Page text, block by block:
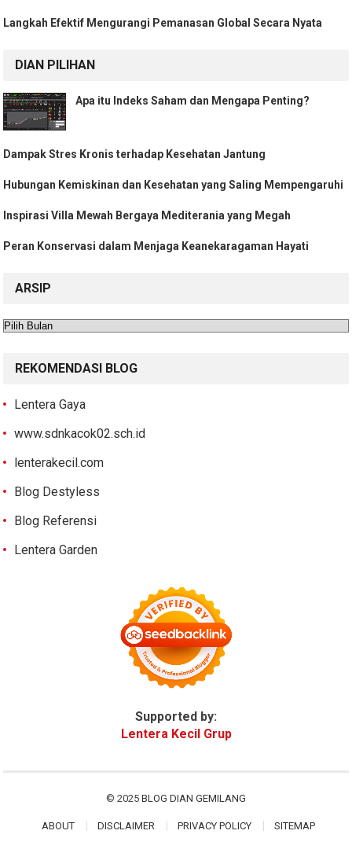
Langkah Efektif Mengurangi Pemanasan Global Secara Nyata
DIAN PILIHAN
Apa itu Indeks Saham dan Mengapa Penting?
Dampak Stres Kronis terhadap Kesehatan Jantung
Hubungan Kemiskinan dan Kesehatan yang Saling Mempengaruhi
Inspirasi Villa Mewah Bergaya Mediterania yang Megah
Peran Konservasi dalam Menjaga Keanekaragaman Hayati
ARSIP
Arsip
REKOMENDASI BLOG
Lentera Gaya
www.sdnkacok02.sch.id
lenterakecil.com
Blog Destyless
Blog Referensi
Lentera Garden
Supported by:
Lentera Kecil Grup
© 2025 BLOG DIAN GEMILANG
ABOUT DISCLAIMER PRIVACY POLICY SITEMAP